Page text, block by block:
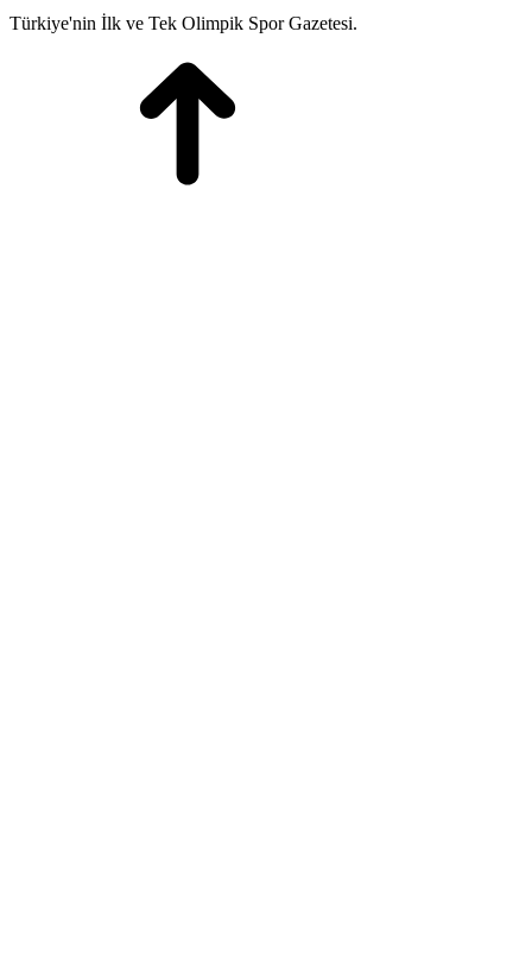
Türkiye'nin İlk ve Tek Olimpik Spor Gazetesi.